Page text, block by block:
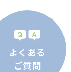
よくある
ご質問